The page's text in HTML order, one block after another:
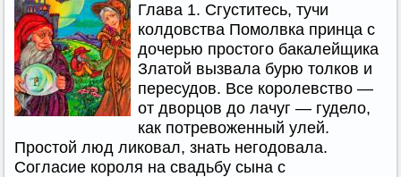
Глава 1. Сгуститесь, тучи
колдовства Помолвка принца с
дочерью простого бакалейщика
Златой вызвала бурю толков и
пересудов. Все королевство —
от дворцов до лачуг — гудело,
как потревоженный улей.
Простой люд ликовал, знать негодовала.
Согласие короля на свадьбу сына с